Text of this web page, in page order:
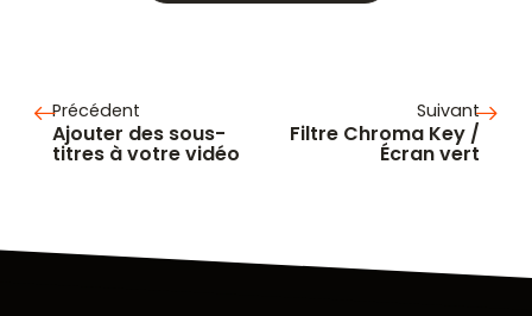
Précédent
Ajouter des sous-
titres à votre vidéo
Suivant
Filtre Chroma Key /
Écran vert